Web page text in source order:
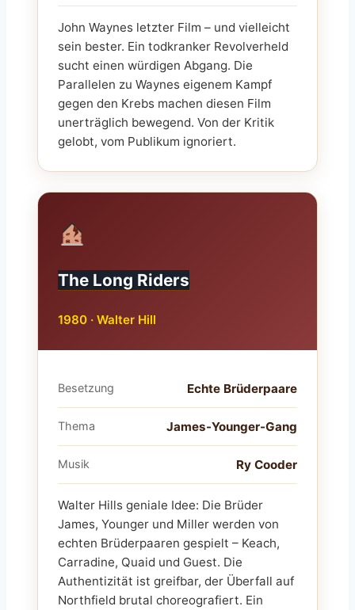
John Waynes letzter Film – und vielleicht
sein bester. Ein todkranker Revolverheld
sucht einen würdigen Abgang. Die
Parallelen zu Waynes eigenem Kampf
gegen den Krebs machen diesen Film
unerträglich bewegend. Von der Kritik
gelobt, vom Publikum ignoriert.
The Long Riders
1980 · Walter Hill
Besetzung Echte Brüderpaare
Thema James-Younger-Gang
Musik Ry Cooder
Walter Hills geniale Idee: Die Brüder
James, Younger und Miller werden von
echten Brüderpaaren gespielt – Keach,
Carradine, Quaid und Guest. Die
Authentizität ist greifbar, der Überfall auf
Northfield brutal choreografiert. Ein